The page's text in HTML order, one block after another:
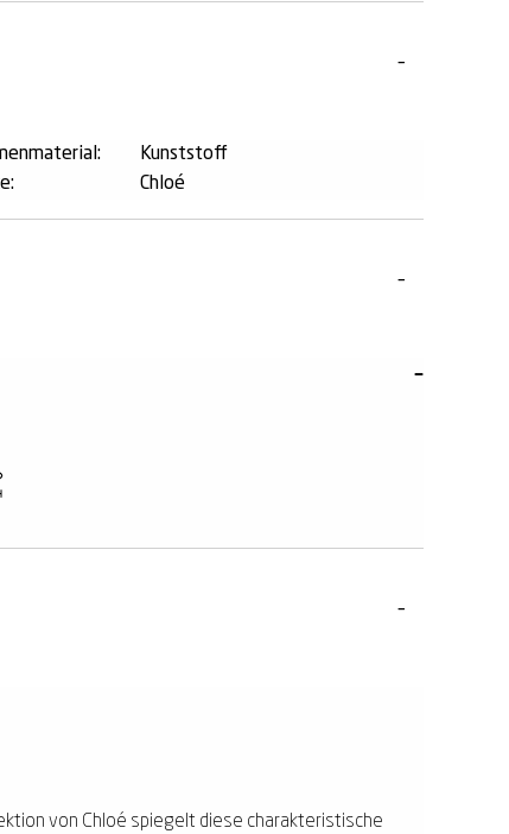
Kunststoff
Chloé
von Chloé spiegelt diese charakteristische